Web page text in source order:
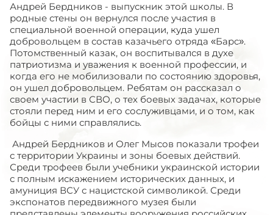
Андрей Бердников - выпускник этой школы. В
родные стены он вернулся после участия в
специальной военной операции, куда ушел
добровольцем в состав казачьего отряда «Барс».
Потомственный казак, он воспитывался в духе
патриотизма и уважения к военной профессии, и
когда его не мобилизовали по состоянию здоровья,
он ушел добровольцем. Ребятам он рассказал о
своем участии в СВО, о тех боевых задачах, которые
стояли перед ним и его сослуживцами, и о том, как
бойцы с ними справлялись.
Андрей Бердников и Олег Мысов показали трофеи
с территории Украины и зоны боевых действий.
Среди трофеев были учебники украинской истории
с полным искажением исторических данных, и
амуниция ВСУ с нацистской символикой. Среди
экспонатов передвижного музея были